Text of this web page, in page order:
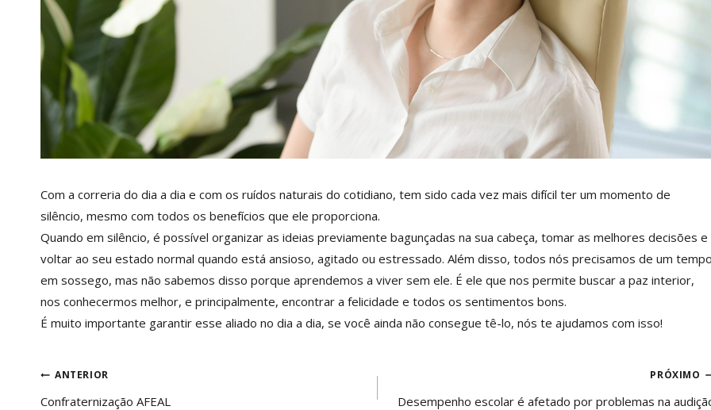
Com a correria do dia a dia e com os ruídos naturais do cotidiano, tem sido cada vez mais difícil ter um momento de
silêncio, mesmo com todos os benefícios que ele proporciona.
Quando em silêncio, é possível organizar as ideias previamente bagunçadas na sua cabeça, tomar as melhores decisões e
voltar ao seu estado normal quando está ansioso, agitado ou estressado. Além disso, todos nós precisamos de um
em sossego, mas não sabemos disso porque aprendemos a viver sem ele. É ele que nos permite buscar a paz interior,
nos conhecermos melhor, e principalmente, encontrar a felicidade e todos os sentimentos bons.
É muito importante garantir esse aliado no dia a dia, se você ainda não consegue tê-lo, nós te ajudamos com isso!
Navegação
ANTERIOR
Confraternização AFEAL
PRÓXIMO
Desempenho escolar é afetado por problemas na